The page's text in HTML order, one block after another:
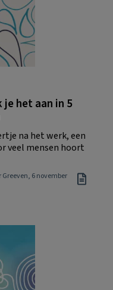
je het aan in 5
na het werk, een
veel mensen hoort
Greeven, 6 november